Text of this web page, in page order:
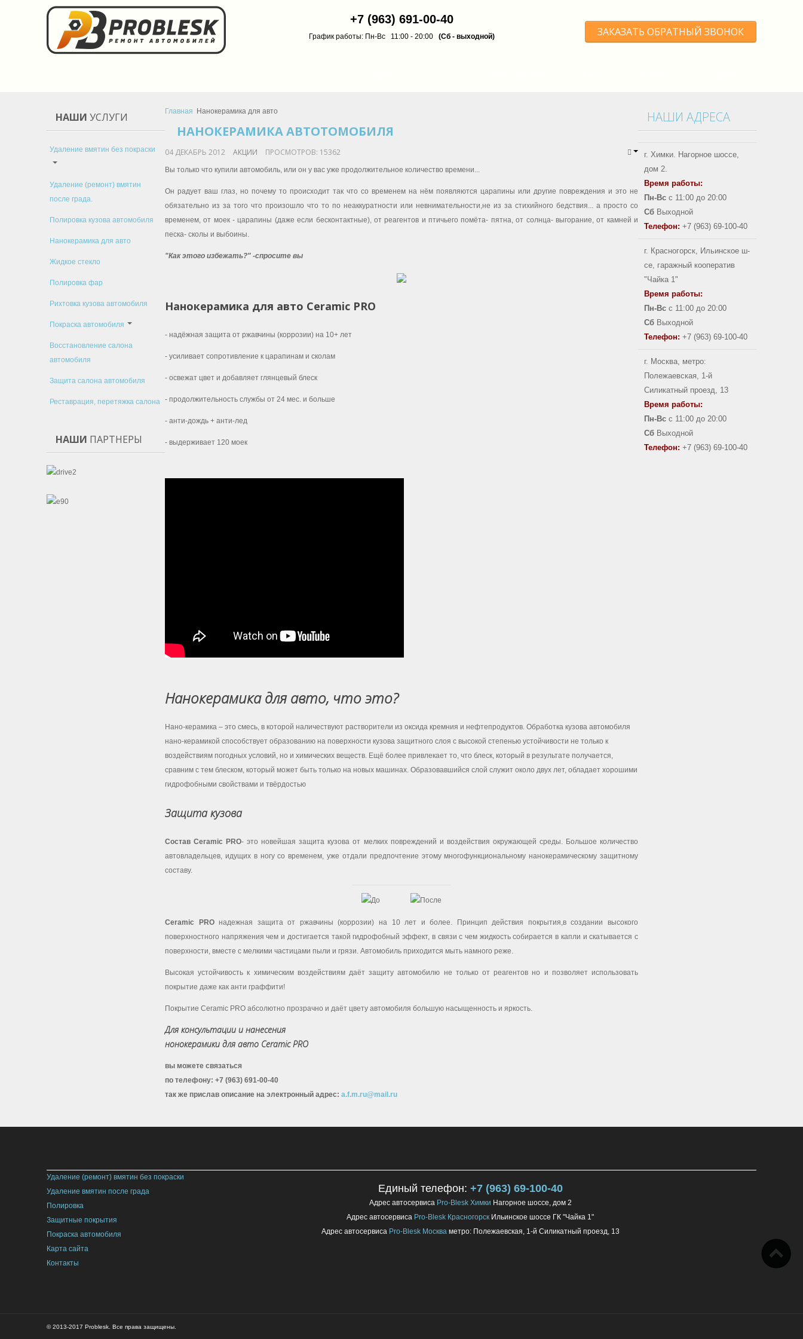
+7 (963) 691-00-40
График работы: Пн-Вс 11:00 - 20:00 (Сб - выходной) ЗАКАЗАТЬ ОБРАТНЫЙ ЗВОНОК
Главная Нанокерамика для авто
НАНОКЕРАМИКА АВТОТОМОБИЛЯ
04 ДЕКАБРЬ 2012 АКЦИИ ПРОСМОТРОВ: 15362
Вы только что купили автомобиль, или он у вас уже продолжительное количество времени...
Он радует ваш глаз, но почему то происходит так что со временем на нём появляются царапины или другие повреждения и это не
обязательно из за того что произошло что то по неаккуратности или невнимательности,не из за стихийного бедствия... а просто со
временем, от моек - царапины (даже если бесконтактные), от реагентов и птичьего помёта- пятна, от солнца- выгорание, от камней и
песка- сколы и выбоины.
"Как этого избежать?" -спросите вы
Нанокерамика для авто Ceramic PRO
- надёжная защита от ржавчины (коррозии) на 10+ лет
- усиливает сопротивление к царапинам и сколам
- освежат цвет и добавляет глянцевый блеск
- продолжительность службы от 24 мес. и больше
- анти-дождь + анти-лед
- выдерживает 120 моек
Нанокерамика для авто, что это?
Нано-керамика – это смесь, в которой наличествуют растворители из оксида кремния и нефтепродуктов. Обработка кузова автомобиля
нано-керамикой способствует образованию на поверхности кузова защитного слоя с высокой степенью устойчивости не только к
воздействиям погодных условий, но и химических веществ. Ещё более привлекает то, что блеск, который в результате получается,
сравним с тем блеском, который может быть только на новых машинах. Образовавшийся слой служит около двух лет, обладает хорошими
гидрофобными свойствами и твёрдостью
Защита кузова
Состав Ceramic PRO- это новейшая защита кузова от мелких повреждений и воздействия окружающей среды. Большое количество
автовладельцев, идущих в ногу со временем, уже отдали предпочтение этому многофункциональному нанокерамическому защитному
составу.
Ceramic PROнадежная защита от ржавчины (коррозии) на 10 лет и более. Принцип действия покрытия,в создании высокого
поверхностного напряжения чем и достигается такой гидрофобный эффект, в связи с чем жидкость собирается в капли и скатывается с
поверхности, вместе с мелкими частицами пыли и грязи. Автомобиль приходится мыть намного реже.
Высокая устойчивость к химическим воздействиям даёт защиту автомобилю не только от реагентов но и позволяет использовать
покрытие даже как анти граффити!
Покрытие Ceramic PRO абсолютно прозрачно и даёт цвету автомобиля большую насыщенность и яркость.
Для консультации и нанесения
нонокерамики для авто Ceramic PRO
вы можете связаться
по телефону: +7 (963) 691-00-40
так же прислав описание на электронный адрес: a.f.m.ru@mail.ru
НАШИ УСЛУГИ
Удаление вмятин без покраски
Удаление (ремонт) вмятин
после града.
Полировка кузова автомобиля
Нанокерамика для авто
Жидкое стекло
Полировка фар
Рихтовка кузова автомобиля
Покраска автомобиля
Восстановление салона
автомобиля
Защита салона автомобиля
Реставрация, перетяжка салона
НАШИ ПАРТНЕРЫ
НАШИ АДРЕСА
г. Химки. Нагорное шоссе,
дом 2.
Время работы:
Пн-Вс с 11:00 до 20:00
Сб Выходной
Телефон: +7 (963) 69-100-40
г. Красногорск, Ильинское ш-
се, гаражный кооператив
"Чайка 1"
Время работы:
Пн-Вс с 11:00 до 20:00
Сб Выходной
Телефон: +7 (963) 69-100-40
г. Москва, метро:
Полежаевская, 1-й
Силикатный проезд, 13
Время работы:
Пн-Вс с 11:00 до 20:00
Сб Выходной
Телефон: +7 (963) 69-100-40
Удаление (ремонт) вмятин без покраски
Удаление вмятин после града
Полировка
Защитные покрытия
Покраска автомобиля
Карта сайта
Контакты
Единый телефон: +7 (963) 69-100-40
Адрес автосервиса Pro-Blesk Химки Нагорное шоссе, дом 2
Адрес автосервиса Pro-Blesk Красногорск Ильинское шоссе ГК "Чайка 1"
Адрес автосервиса Pro-Blesk Москваметро: Полежаевская, 1-й Силикатный проезд, 13
© 2013-2017 Problesk. Все права защищены.